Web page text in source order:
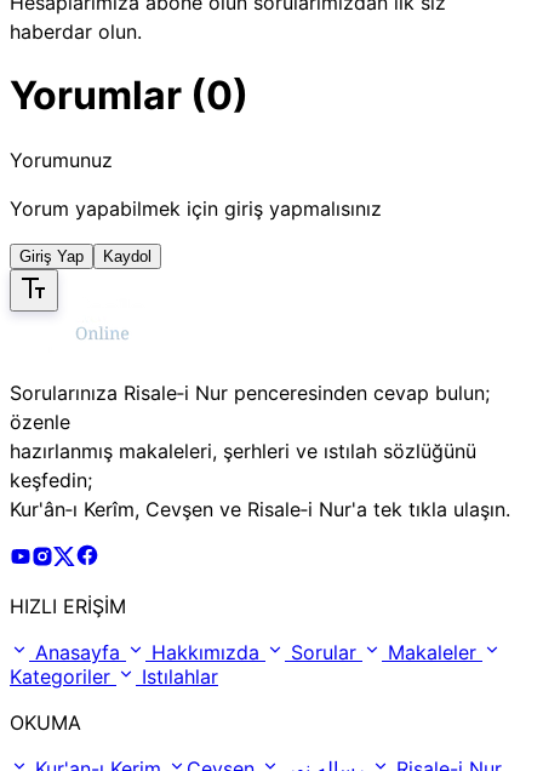
haberdar olun.
Yorumlar (0)
Yorumunuz
Yorum yapabilmek için giriş yapmalısınız
Giriş Yap Kaydol
Sorularınıza Risale‑i Nur penceresinden cevap bulun;
özenle
hazırlanmış makaleleri, şerhleri ve ıstılah sözlüğünü
keşfedin;
Kur'ân‑ı Kerîm, Cevşen ve Risale‑i Nur'a tek tıkla ulaşın.
Risale Online Youtube Hesabı
Risale Online Instagram Hesabı
Risale Online X Hesabı
HIZLI ERİŞİM
Anasayfa
Hakkımızda Sorular
Makaleler
Kategoriler
Istılahlar
OKUMA